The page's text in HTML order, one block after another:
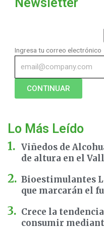
Ingresa tu correo electrónico
CONTINUAR
Lo Más Leído
Viñedos de
de altura en el
Bioestimulantes
que marcarán el
Crece la
consumir